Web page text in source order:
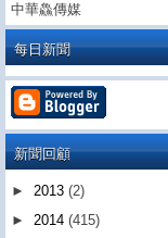
中華鱻傳媒
每日新聞
新聞回顧
► 2013 (2)
► 2014 (415)